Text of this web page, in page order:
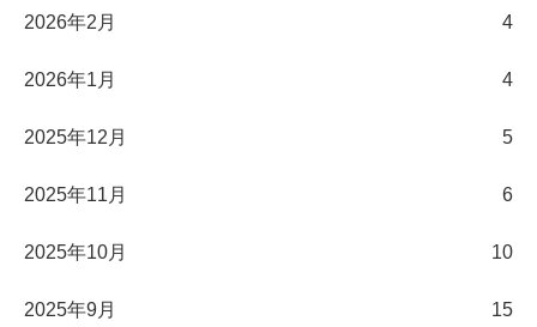
2026年2月 4
2026年1月 4
2025年12月 5
2025年11月 6
2025年10月 10
2025年9月 15